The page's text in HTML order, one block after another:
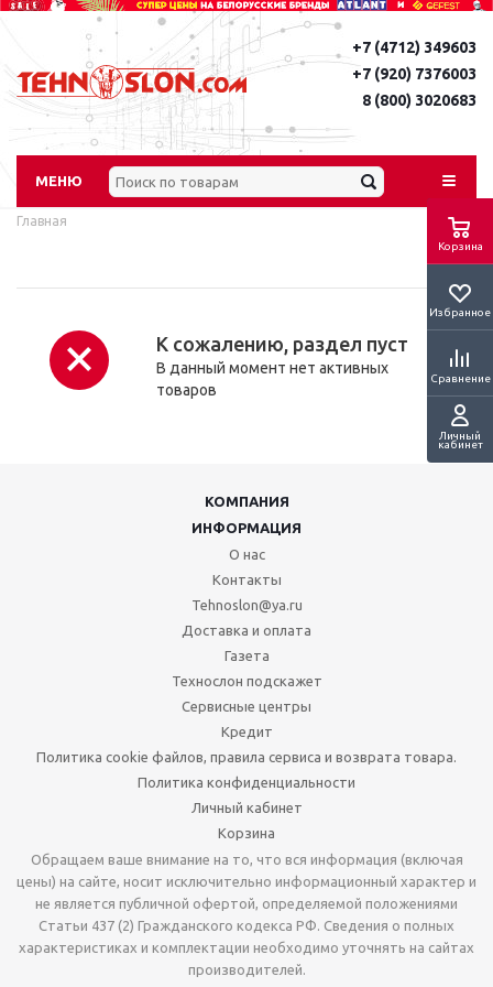
Корзина
Избранное
Сравнение
Личный
кабинет
+7 (4712) 349603
+7 (920) 7376003
8 (800) 3020683
МЕНЮ
Главная
К сожалению, раздел пуст
В данный момент нет активных
товаров
КОМПАНИЯ
ИНФОРМАЦИЯ
О нас
Контакты
Tehnoslon@ya.ru
Доставка и оплата
Газета
Технослон подскажет
Сервисные центры
Кредит
Политика cookie файлов, правила сервиса и возврата товара.
Политика конфиденциальности
Личный кабинет
Корзина
Обращаем ваше внимание на то, что вся информация (включая
цены) на сайте, носит исключительно информационный характер и
не является публичной офертой, определяемой положениями
Статьи 437 (2) Гражданского кодекса РФ. Сведения о полных
характеристиках и комплектации необходимо уточнять на сайтах
производителей.